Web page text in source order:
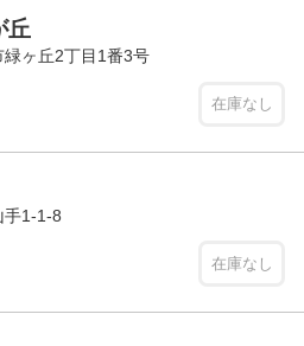
丘
ヶ丘2丁目1番3号
在庫なし
1-1-8
在庫なし